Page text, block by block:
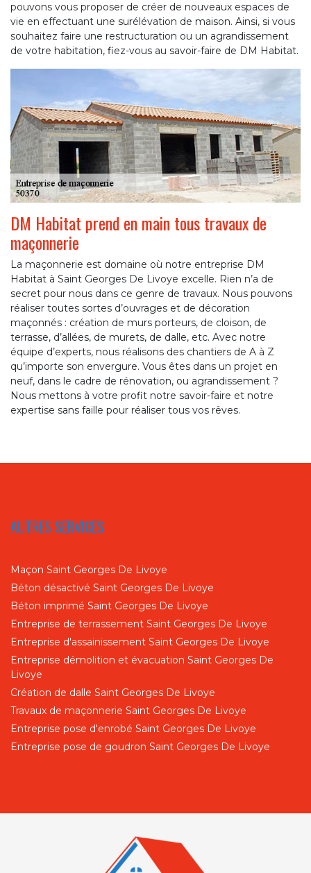
pouvons vous proposer de créer de nouveaux espaces de
vie en effectuant une surélévation de maison. Ainsi, si vous
souhaitez faire une restructuration ou un agrandissement
de votre habitation, fiez-vous au savoir-faire de DM Habitat.
DM Habitat prend en main tous travaux de
maçonnerie
La maçonnerie est domaine où notre entreprise DM
Habitat à Saint Georges De Livoye excelle. Rien n’a de
secret pour nous dans ce genre de travaux. Nous pouvons
réaliser toutes sortes d’ouvrages et de décoration
maçonnés : création de murs porteurs, de cloison, de
terrasse, d’allées, de murets, de dalle, etc. Avec notre
équipe d’experts, nous réalisons des chantiers de A à Z
qu’importe son envergure. Vous êtes dans un projet en
neuf, dans le cadre de rénovation, ou agrandissement ?
Nous mettons à votre profit notre savoir-faire et notre
expertise sans faille pour réaliser tous vos rêves.
AUTRES SERVICES
Maçon Saint Georges De Livoye
Béton désactivé Saint Georges De Livoye
Béton imprimé Saint Georges De Livoye
Entreprise de terrassement Saint Georges De Livoye
Entreprise d'assainissement Saint Georges De Livoye
Entreprise démolition et évacuation Saint Georges De
Livoye
Création de dalle Saint Georges De Livoye
Travaux de maçonnerie Saint Georges De Livoye
Entreprise pose d'enrobé Saint Georges De Livoye
Entreprise pose de goudron Saint Georges De Livoye